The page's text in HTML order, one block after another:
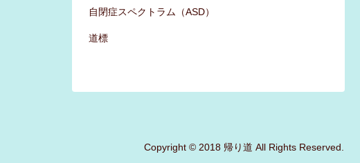
自閉症スペクトラム（ASD）
道標
Copyright © 2018 帰り道 All Rights Reserved.